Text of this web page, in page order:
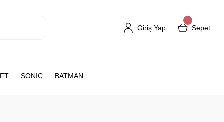
Giriş Yap Sepet
SONIC BATMAN